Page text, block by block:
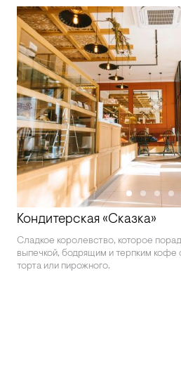
Кондитерская «Сказка»
Сладкое королевство, которое
выпечкой, бодрящим и терпким кофе
торта или пирожного.